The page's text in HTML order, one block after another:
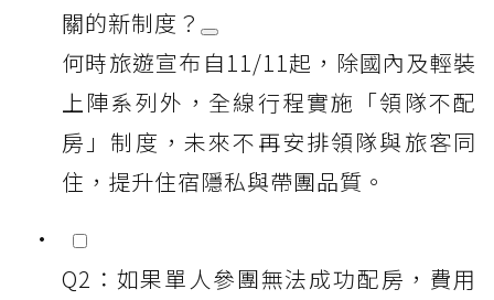
關的新制度？
何時旅遊宣布自11/11起，除國內及輕裝
上陣系列外，全線行程實施「領隊不配
房」制度，未來不再安排領隊與旅客同
住，提升住宿隱私與帶團品質。
Q2：如果單人參團無法成功配房，費用